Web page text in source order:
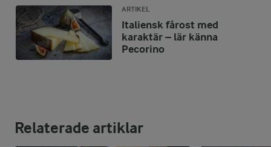
ARTIKEL
Italiensk fårost med
karaktär – lär känna
Pecorino
Relaterade artiklar